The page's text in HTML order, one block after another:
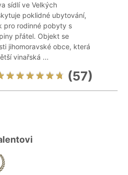
sídlí ve Velkých
poklidné ubytování,
pro rodinné pobyty s
přátel. Objekt se
jihomoravské obce, která
vinařská ...
(57)